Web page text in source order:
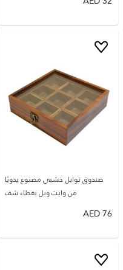
صندوق توابل خشبي مصنوع يدويًا
من وايت ويل بغطاء شف
76
AED